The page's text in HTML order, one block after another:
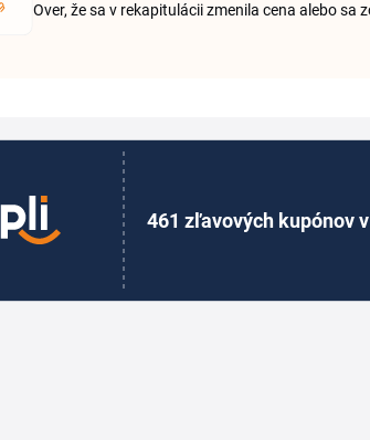
Over, že sa v rekapitulácii zmenila cena alebo
461 zľavových kupónov